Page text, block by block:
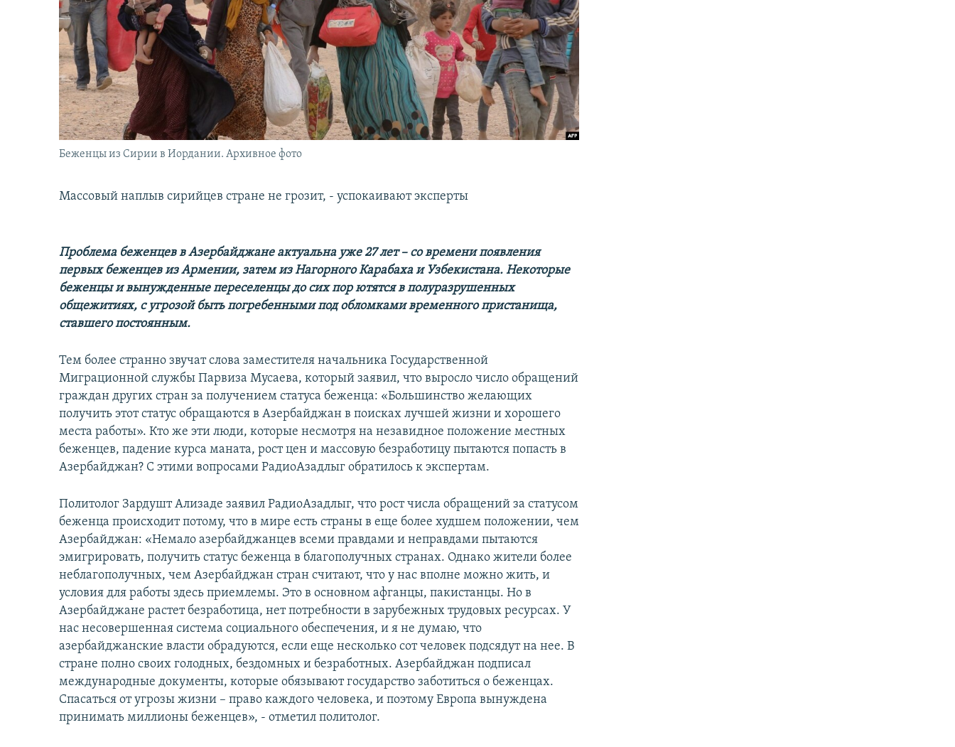
KARIKATURA
İSLAM VƏ DEMOKRATIYA
İZ - MƏDƏNIYYƏT PROQRAMI
PEŞƏ ETIKASI VƏ JURNALISTIKA
STANDARTLARIMIZ
MATERIALLARIMIZDAN ISTIFADƏ
AZADLIQRADIOSU MOBIL TELEFONUNUZDA
BIZIMLƏ ƏLAQƏ
Беженцы из Сирии в Иордании. Архивное фото
Массовый наплыв сирийцев стране не грозит, - успокаивают эксперты
Проблема беженцев в Азербайджане актуальна уже 27 лет – со времени появления
первых беженцев из Армении, затем из Нагорного Карабаха и Узбекистана. Некоторые
беженцы и вынужденные переселенцы до сих пор ютятся в полуразрушенных
общежитиях, с угрозой быть погребенными под обломками временного пристанища,
ставшего постоянным.
Тем более странно звучат слова заместителя начальника Государственной
Миграционной службы Парвиза Мусаева, который заявил, что выросло число обращений
граждан других стран за получением статуса беженца: «Большинство желающих
получить этот статус обращаются в Азербайджан в поисках лучшей жизни и хорошего
места работы». Кто же эти люди, которые несмотря на незавидное положение местных
беженцев, падение курса маната, рост цен и массовую безработицу пытаются попасть в
Азербайджан? С этими вопросами РадиоАзадлыг обратилось к экспертам.
Политолог Зардушт Ализаде заявил РадиоАзадлыг, что рост числа обращений за статусом
беженца происходит потому, что в мире есть страны в еще более худшем положении, чем
Азербайджан: «Немало азербайджанцев всеми правдами и неправдами пытаются
эмигрировать, получить статус беженца в благополучных странах. Однако жители более
неблагополучных, чем Азербайджан стран считают, что у нас вполне можно жить, и
условия для работы здесь приемлемы. Это в основном афганцы, пакистанцы. Но в
Азербайджане растет безработица, нет потребности в зарубежных трудовых ресурсах. У
нас несовершенная система социального обеспечения, и я не думаю, что
азербайджанские власти обрадуются, если еще несколько сот человек подсядут на нее. В
стране полно своих голодных, бездомных и безработных. Азербайджан подписал
международные документы, которые обязывают государство заботиться о беженцах.
Спасаться от угрозы жизни – право каждого человека, и поэтому Европа вынуждена
принимать миллионы беженцев», - отметил политолог.